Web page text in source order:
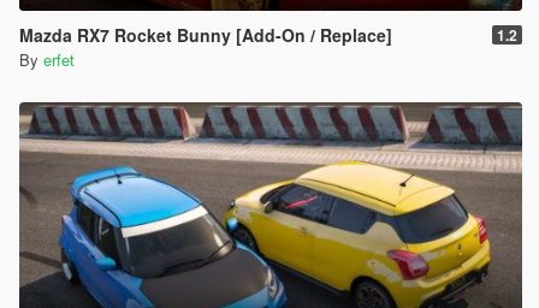
Mazda RX7 Rocket Bunny [Add-On / Replace] 1.2
By erfet